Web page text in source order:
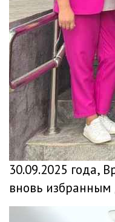
30.09.2025 года,
вновь избранным